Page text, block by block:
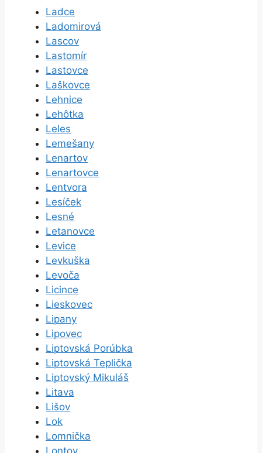
Ladce
Ladomirová
Lascov
Lastomír
Lastovce
Laškovce
Lehnice
Lehôtka
Leles
Lemešany
Lenartov
Lenartovce
Lentvora
Lesíček
Lesné
Letanovce
Levice
Levkuška
Levoča
Licince
Lieskovec
Lipany
Lipovec
Liptovská Porúbka
Liptovská Teplička
Liptovský Mikuláš
Litava
Lišov
Lok
Lomnička